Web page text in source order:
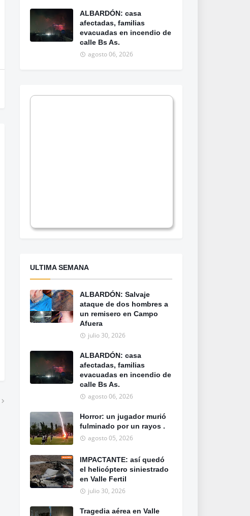
ALBARDÓN: casa
afectadas, familias
evacuadas en incendio de
calle Bs As.
agosto 06, 2026
ULTIMA SEMANA
ALBARDÓN: Salvaje
ataque de dos hombres a
un remisero en Campo
Afuera
julio 30, 2026
ALBARDÓN: casa
afectadas, familias
evacuadas en incendio de
calle Bs As.
agosto 06, 2026
Horror: un jugador murió
fulminado por un rayos .
agosto 05, 2026
IMPACTANTE: así quedó
el helicóptero siniestrado
en Valle Fertil
julio 30, 2026
Tragedia aérea en Valle